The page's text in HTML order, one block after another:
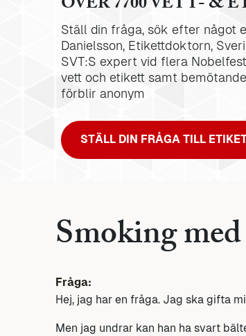
Ställ din fråga, sök efter något
Danielsson, Etikettdoktorn,
SVT:S expert vid flera
vett och etikett samt
förblir anonym
STÄLL DIN FRÅGA TILL
Smoking
Fråga:
Hej, jag har en fråga. Jag ska gifta
Men jag undrar kan han ha svart